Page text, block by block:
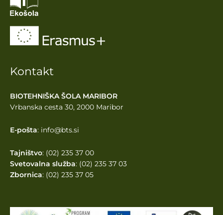
Kontakt
BIOTEHNIŠKA ŠOLA MARIBOR
Vrbanska cesta 30, 2000 Maribor
E-pošta: info@bts.si
Tajništvo: (02) 235 37 00
Svetovalna služba: (02) 235 37 03
Zbornica: (02) 235 37 05